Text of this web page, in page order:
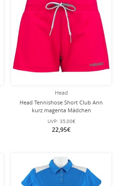
Head
Head Tennishose Short Club Ann
kurz magenta Mädchen
UVP: 35,00€
22,95€